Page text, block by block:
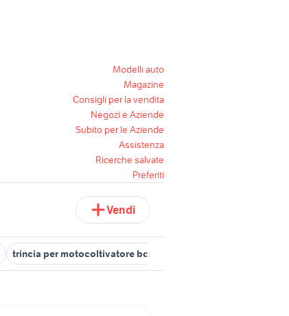
Modelli auto
Magazine
Consigli per la vendita
Negozi e Aziende
Subito per le Aziende
Assistenza
Ricerche salvate
Preferiti
Vendi
trincia per motocoltivatore bcs